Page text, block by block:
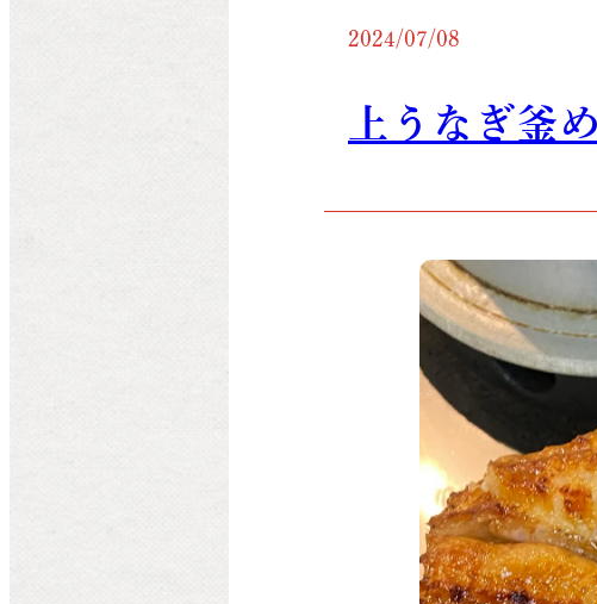
2024/07/08
上うなぎ釜